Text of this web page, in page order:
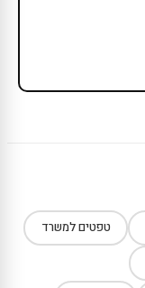
טפטים למשרד